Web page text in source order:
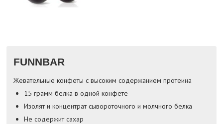
FUNNBAR
Жевательные конфеты с высоким содержанием протеина
15 грамм белка в одной конфете
Изолят и концентрат сывороточного и молчного белка
Не содержит сахар